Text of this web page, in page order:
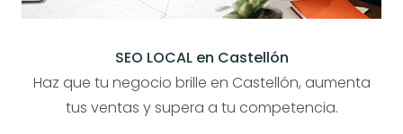
SEO LOCAL en Castellón
Haz que tu negocio brille en Castellón, aumenta
tus ventas y supera a tu competencia.